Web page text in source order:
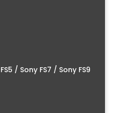
/ Sony FS7 / Sony FS9